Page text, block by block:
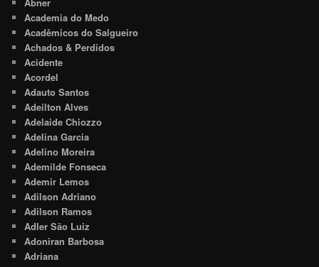
Academia do Medo
Acadêmicos do Salgueiro
Achados & Perdidos
Acidente
Acordel
Adauto Santos
Adeilton Alves
Adelaide Chiozzo
Adelina Garcia
Adelino Moreira
Ademilde Fonseca
Ademir Lemos
Adilson Adriano
Adilson Ramos
Adler São Luiz
Adoniran Barbosa
Adriana